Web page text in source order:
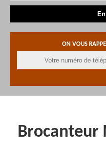
ON VOUS
Brocanteur